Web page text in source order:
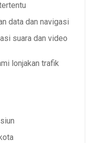
data dan navigasi
suara dan video
lonjakan trafik